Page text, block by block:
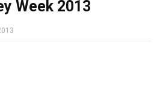
Week 2013